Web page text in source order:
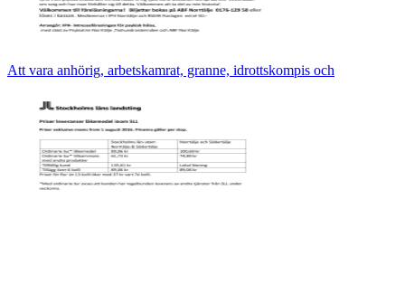
Att vara anhörig, arbetskamrat, granne, idrottskompis och